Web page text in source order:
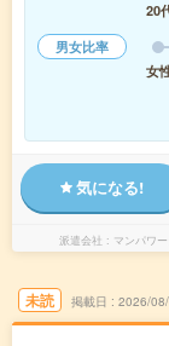
20
男女比率
女
気になる!
派遣会社 マンパワ
未読 掲載日 2026/